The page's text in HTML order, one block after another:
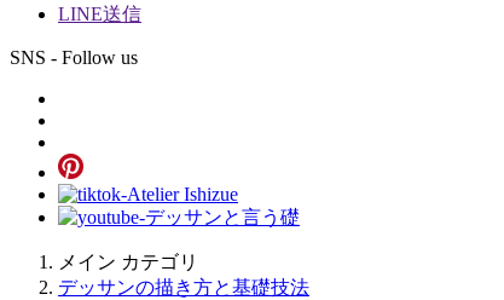
LINE送信
SNS - Follow us
メイン カテゴリ
デッサンの描き方と基礎技法